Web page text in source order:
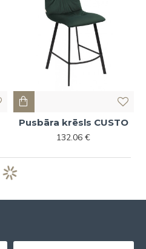
Pusbāra krēsls CUSTO
132.06 €